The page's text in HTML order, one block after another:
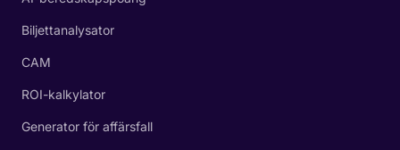
Biljettanalysator
CAM
ROI-kalkylator
Generator för affärsfall